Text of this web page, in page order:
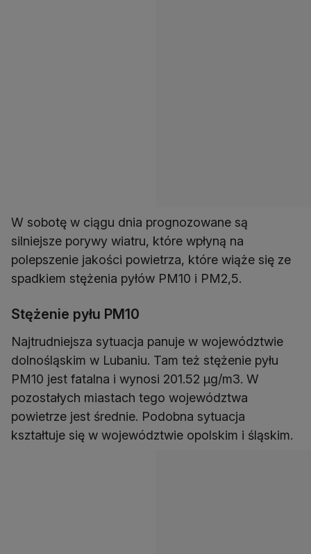
W sobotę w ciągu dnia prognozowane są
silniejsze porywy wiatru, które wpłyną na
polepszenie jakości powietrza, które wiąże się ze
spadkiem stężenia pyłów PM10 i PM2,5.
Stężenie pyłu PM10
Najtrudniejsza sytuacja panuje w województwie
dolnośląskim w Lubaniu. Tam też stężenie pyłu
PM10 jest fatalna i wynosi 201.52 µg/m3. W
pozostałych miastach tego województwa
powietrze jest średnie. Podobna sytuacja
kształtuje się w województwie opolskim i śląskim.